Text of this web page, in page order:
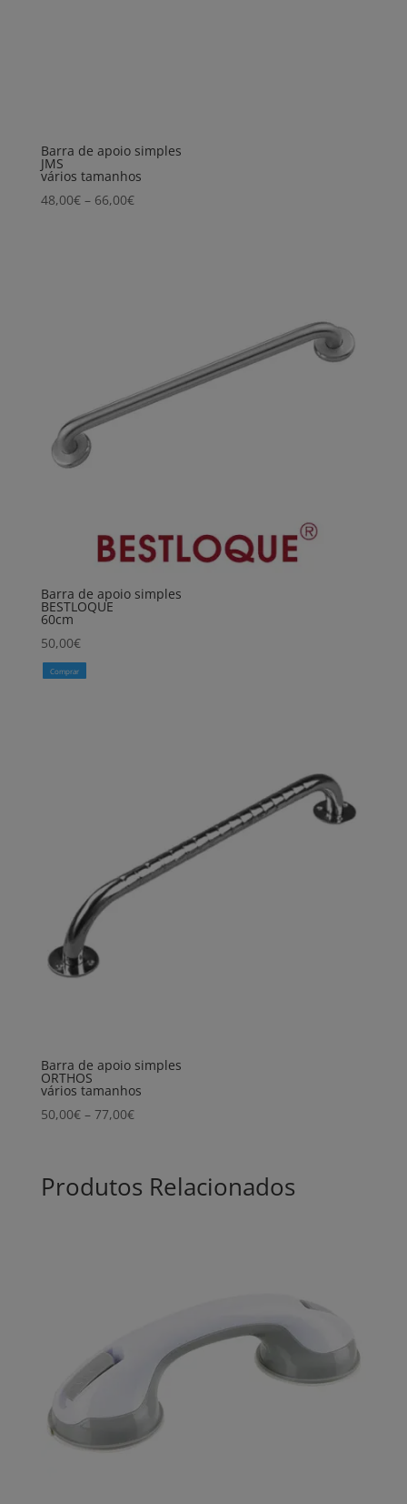
Barra de apoio simples
JMS
vários tamanhos
48,00€ – 66,00€Price
Barra de apoio simples
BESTLOQUE
60cm
50,00€
Comprar
Barra de apoio simples
ORTHOS
vários tamanhos
50,00€ – 77,00€Price
through
77,00€
Produtos Relacionados